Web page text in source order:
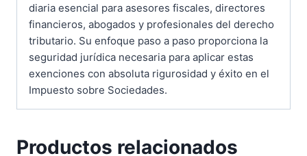
diaria esencial para asesores fiscales, directores
financieros, abogados y profesionales del derecho
tributario. Su enfoque paso a paso proporciona la
seguridad jurídica necesaria para aplicar estas
exenciones con absoluta rigurosidad y éxito en el
Impuesto sobre Sociedades.
Productos relacionados